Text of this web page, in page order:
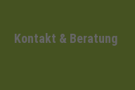
Kontakt & Beratung